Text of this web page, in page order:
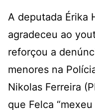
A deputada Érika
agradeceu ao
reforçou a
menores na
Nikolas Ferreira
que Felca